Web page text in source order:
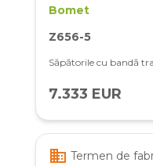
Bomet
Z656-5
Săpătorile cu bandă
7.333 EUR
business Termen de